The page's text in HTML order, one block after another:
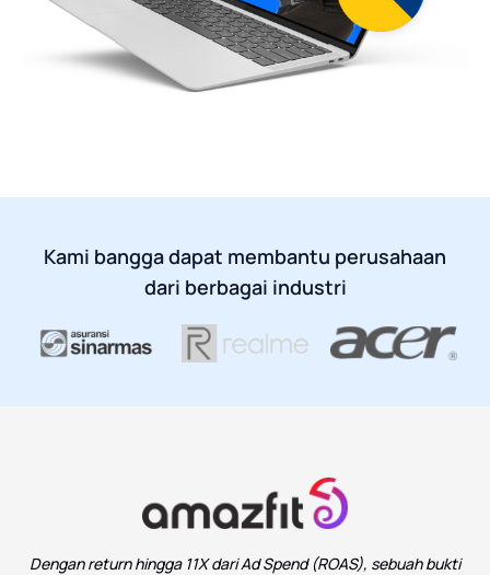
Kami bangga dapat membantu perusahaan
dari berbagai industri
Dengan return hingga 11X dari Ad Spend (ROAS), sebuah bukti